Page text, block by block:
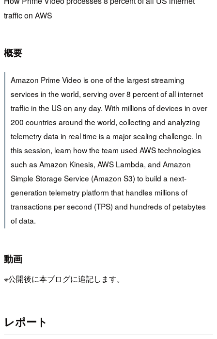
traffic on AWS
概要
Amazon Prime Video is one of the largest streaming
services in the world, serving over 8 percent of all internet
traffic in the US on any day. With millions of devices in over
200 countries around the world, collecting and analyzing
telemetry data in real time is a major scaling challenge. In
this session, learn how the team used AWS technologies
such as Amazon Kinesis, AWS Lambda, and Amazon
Simple Storage Service (Amazon S3) to build a next-
generation telemetry platform that handles millions of
transactions per second (TPS) and hundreds of petabytes
of data.
動画
※公開後に本ブログに追記します。
レポート